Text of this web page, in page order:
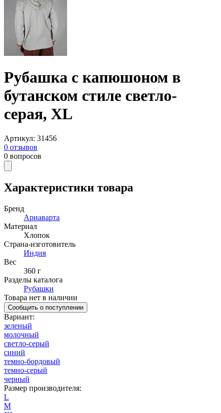
Рубашка с капюшоном в
бутанском стиле светло-
серая, XL
Артикул: 31456
0 отзывов
0 вопросов
Характеристики товара
Бренд
Ариаварта
Материал
Хлопок
Страна-изготовитель
Индия
Вес
360 г
Разделы каталога
Рубашки
Товара нет в наличии
Сообщить о поступлении
Вариант:
зеленый
молочный
светло-серый
синий
темно-бордовый
темно-серый
черный
Размер производителя:
L
M